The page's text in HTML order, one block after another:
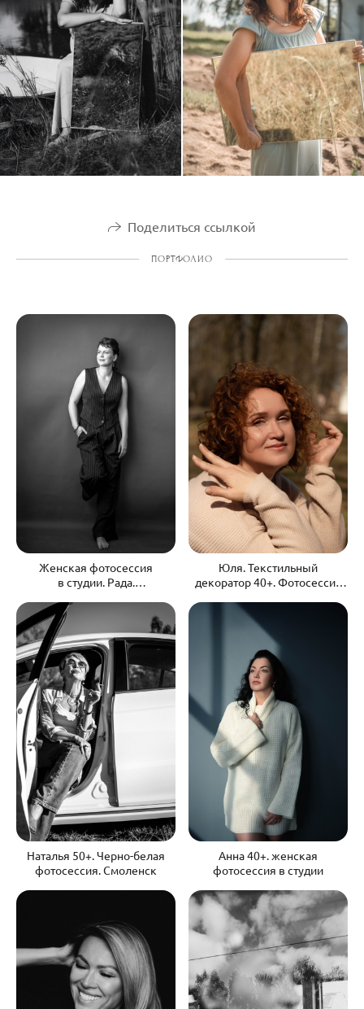
Поделиться ссылкой
ПОРТФОЛИО
Женская фотосессия
в студии. Рада.
Юля. Текстильный
декоратор 40+. Фотосессия
Наталья 50+. Черно-белая
фотосессия. Смоленск
Анна 40+. женская
фотосессия в студии